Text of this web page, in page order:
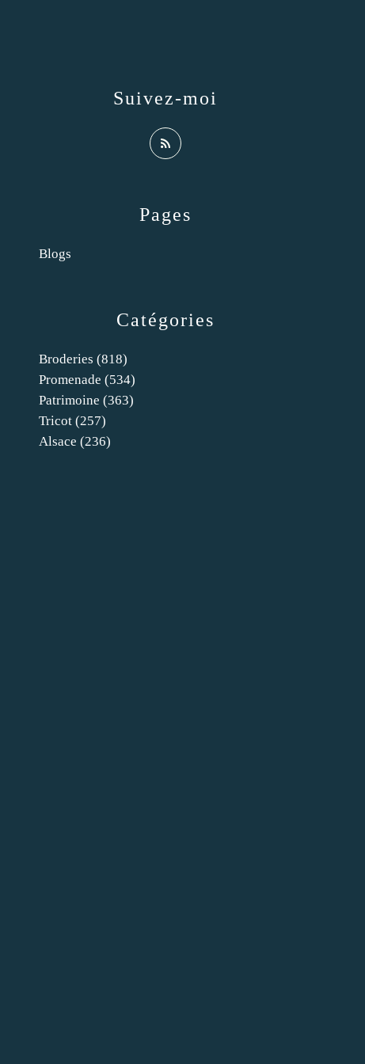
Catégories
Broderies (818)
Promenade (534)
Patrimoine (363)
Tricot (257)
Alsace (236)
Pages
Blogs
Suivez-moi